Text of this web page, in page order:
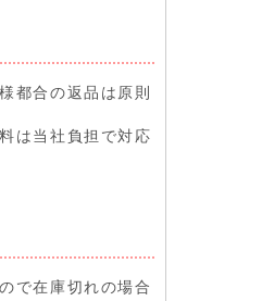
都合の返品は原則
は当社負担で対応
で在庫切れの場合